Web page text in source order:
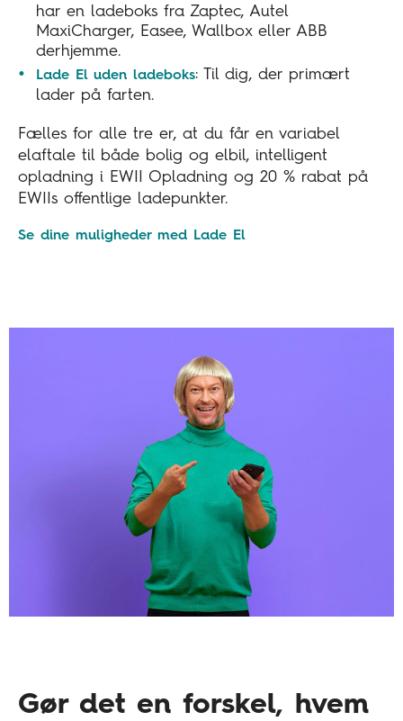
har en ladeboks fra Zaptec, Autel
MaxiCharger, Easee, Wallbox eller ABB
derhjemme.
Lade El uden ladeboks: Til dig, der primært
lader på farten.
Fælles for alle tre er, at du får en variabel
elaftale til både bolig og elbil, intelligent
opladning i EWII Opladning og 20 % rabat på
EWIIs offentlige ladepunkter.
Se dine muligheder med Lade El
Gør det en forskel, hvem